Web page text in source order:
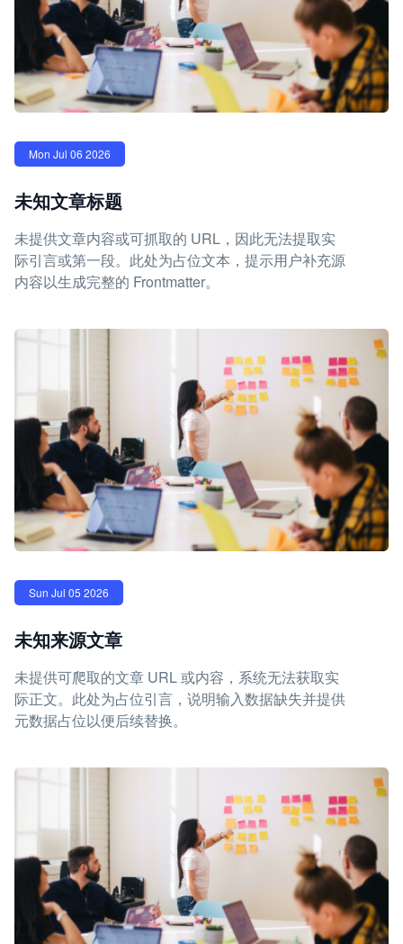
Mon Jul 06 2026
未知文章标题
未提供文章内容或可抓取的 URL，因此无法提取实
际引言或第一段。此处为占位文本，提示用户补充源
内容以生成完整的 Frontmatter。
Sun Jul 05 2026
未知来源文章
未提供可爬取的文章 URL 或内容，系统无法获取实
际正文。此处为占位引言，说明输入数据缺失并提供
元数据占位以便后续替换。